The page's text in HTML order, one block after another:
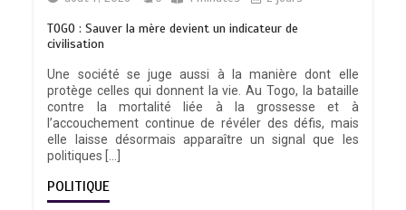
TOGO : Sauver la mère devient un indicateur de
civilisation
Une société se juge aussi à la manière dont elle
protège celles qui donnent la vie. Au Togo, la bataille
contre la mortalité liée à la grossesse et à
l’accouchement continue de révéler des défis, mais
elle laisse désormais apparaître un signal que les
politiques […]
POLITIQUE